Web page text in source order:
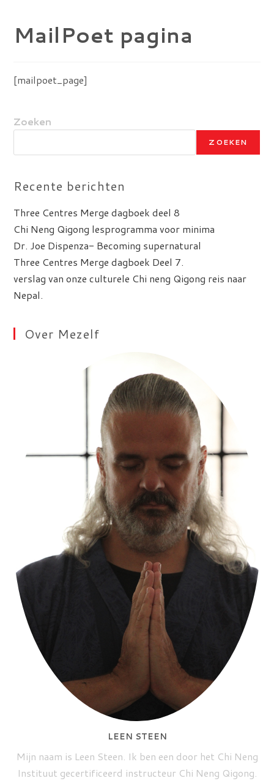
MailPoet pagina
[mailpoet_page]
Zoeken
ZOEKEN
Recente berichten
Three Centres Merge dagboek deel 8
Chi Neng Qigong lesprogramma voor minima
Dr. Joe Dispenza- Becoming supernatural
Three Centres Merge dagboek Deel 7.
verslag van onze culturele Chi neng Qigong reis naar
Nepal.
Over Mezelf
LEEN STEEN
Mijn naam is Leen Steen. Ik ben een door het Chi Neng
Instituut gecertificeerd instructeur Chi Neng Qigong.